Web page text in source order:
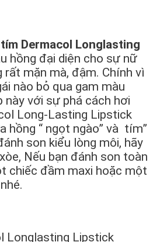
Dermacol Longlasting
hồng đại diện cho sự nữ
rất mặn mà, đậm. Chính vì
nào bỏ qua gam màu
này với sự phá cách hơi
Long-Lasting Lipstick
hồng “ ngọt ngào” và tím”
son kiểu lòng môi, hãy
Nếu bạn đánh son toàn
chiếc đầm maxi hoặc một